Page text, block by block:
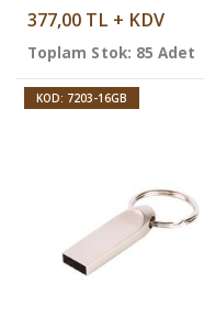
377,00 TL + KDV
Toplam Stok: 85 Adet
KOD: 7203-16GB